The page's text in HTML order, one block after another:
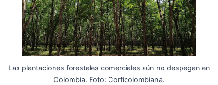
Las plantaciones forestales comerciales aún no despegan en
Colombia. Foto: Corficolombiana.